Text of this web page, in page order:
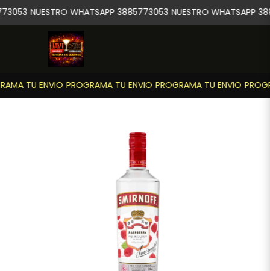
TU ENVIO PROGRAMA TU ENVIO PROGRAMA TU ENVIO
NUESTRO WHATSAPP 3885773053 NUESTRO WHATSAPP